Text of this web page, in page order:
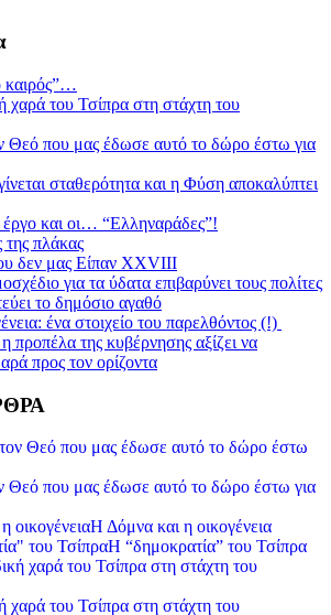
καιρός”…
χαρά του Τσίπρα στη στάχτη του
Θεό που μας έδωσε αυτό το δώρο έστω για
σταθερότητα και η Φύση αποκαλύπτει
και οι… “Ελληναράδες”!
πλάκας
δεν μας Είπαν XXVIII
για τα ύδατα επιβαρύνει τους πολίτες
το δημόσιο αγαθό
ένα στοιχείο του παρελθόντος (!)
προπέλα της κυβέρνησης αξίζει να
προς τον ορίζοντα
Θεό που μας έδωσε αυτό το δώρο έστω για
Η Δόμνα και η οικογένεια
Η “δημοκρατία” του Τσίπρα
χαρά του Τσίπρα στη στάχτη του